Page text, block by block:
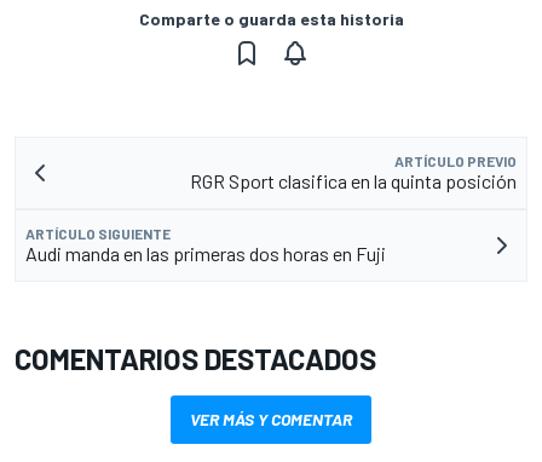
Comparte o guarda esta historia
ARTÍCULO PREVIO
RGR Sport clasifica en la quinta posición
ARTÍCULO SIGUIENTE
Audi manda en las primeras dos horas en Fuji
COMENTARIOS DESTACADOS
VER MÁS Y COMENTAR